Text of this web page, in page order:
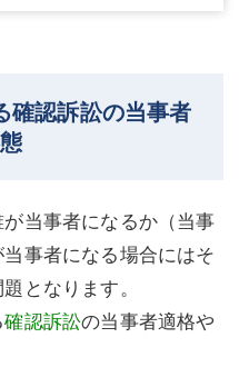
認訴訟の当事者
当事者になるか（当事
事者になる場合にはそ
となります。
確認訴訟の当事者適格や